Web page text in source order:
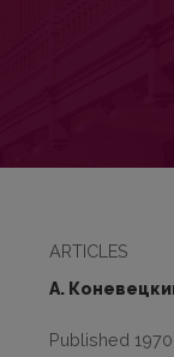
ARTICLES
А.
Published